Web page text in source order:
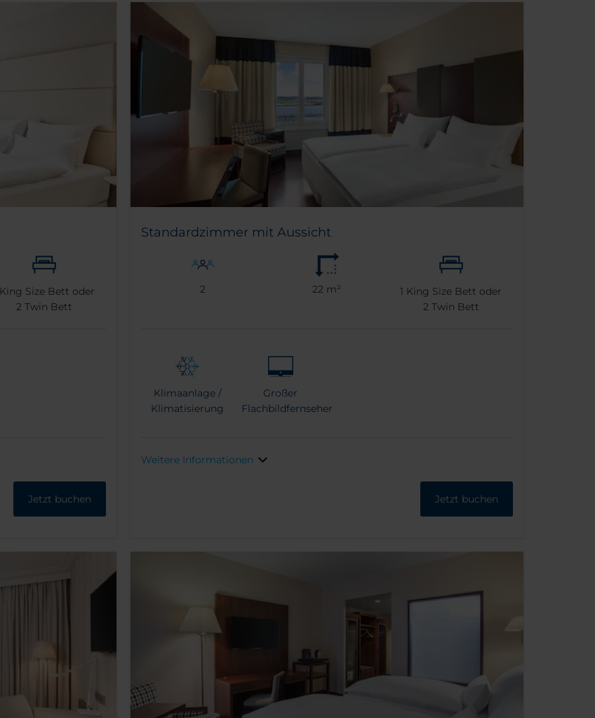
King Size Bett oder
2 Twin Bett
Jetzt buchen
Standardzimmer mit Aussicht
2 22 m² 1 King Size Bett oder
2 Twin Bett
Klimaanlage /
Klimatisierung
Großer
Flachbildfernseher
Weitere Informationen
Jetzt buchen